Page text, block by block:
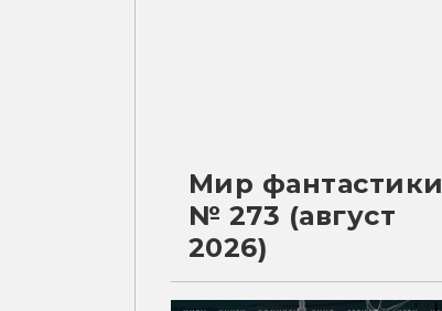
Мир фантастики
№ 273 (август
2026)